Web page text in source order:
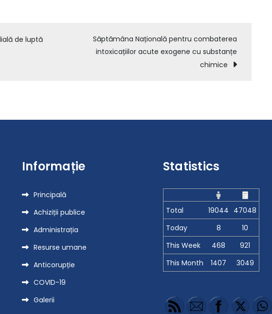
de luptă
Săptămâna Națională pentru combaterea
intoxicațiilor acute exogene cu substanțe
chimice
Informație
Principală
Achiziții publice
Administrația
Resurse umane
Anticorupție
COVID-19
Galerii
Statistics
Total 19044 47048
Today
8
10
This Week
468
921
This Month
1407 3049